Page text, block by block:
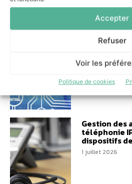
Accepter
Refuser
Voir les
Politique de cookies
Comment
peuvent-
Shadow AI ?
Gestion des
téléphonie
dispositifs
1 juillet 2026